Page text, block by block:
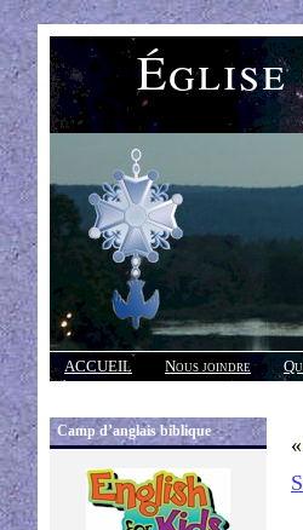
Église
ACCUEIL Nous joindre
Réponses
Camp d’anglais biblique
«